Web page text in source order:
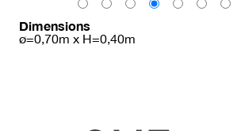
Dimensions
ø=0,70m x H=0,40m